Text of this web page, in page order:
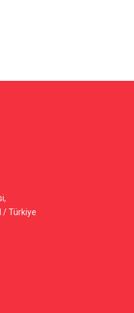
/ Türkiye